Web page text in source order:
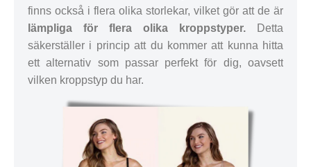
finns också i flera olika storlekar, vilket gör att de är
lämpliga för flera olika kroppstyper. Detta
säkerställer i princip att du kommer att kunna hitta
ett alternativ som passar perfekt för dig, oavsett
vilken kroppstyp du har.